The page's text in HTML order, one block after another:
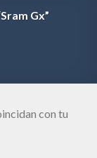
Gx”
con tu